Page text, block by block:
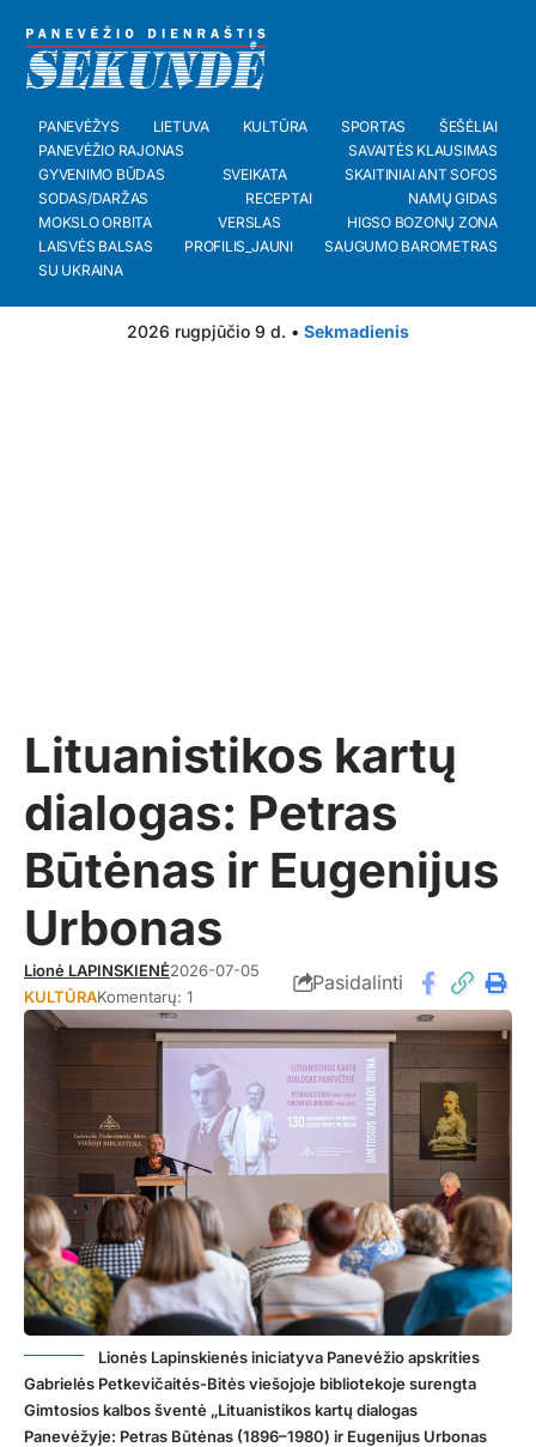
PANEVĖŽYS LIETUVA KULTŪRA SPORTAS
ŠEŠĖLIAI
PANEVĖŽIO RAJONAS
SAVAITĖS KLAUSIMAS
GYVENIMO BŪDAS
SVEIKATA
SKAITINIAI ANT SOFOS
SODAS/DARŽAS
RECEPTAI
NAMŲ GIDAS
MOKSLO ORBITA
VERSLAS
HIGSO BOZONŲ ZONA
LAISVĖS BALSAS
PROFILIS_JAUNI
SAUGUMO BAROMETRAS
SU UKRAINA
2026 rugpjūčio 9 d. • Sekmadienis
Lituanistikos kartų
dialogas: Petras
Būtėnas ir Eugenijus
Urbonas
Lionė LAPINSKIENĖ2026-07-05
KULTŪRAKomentarų: 1
Pasidalinti
Lionės Lapinskienės iniciatyva Panevėžio apskrities
Gabrielės Petkevičaitės-Bitės viešojoje bibliotekoje surengta
Gimtosios kalbos šventė „Lituanistikos kartų dialogas
Panevėžyje: Petras Būtėnas (1896–1980) ir Eugenijus Urbonas